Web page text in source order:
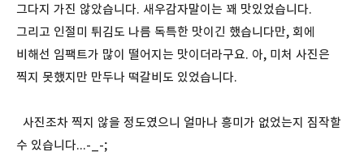
그다지 가진 않았습니다. 새우감자말이는 꽤 맛있었습니다.
그리고 인절미 튀김도 나름 독특한 맛이긴 했습니다만, 회에
비해선 임팩트가 많이 떨어지는 맛이더라구요. 아, 미처 사진은
찍지 못했지만 만두나 떡갈비도 있었습니다.
사진조차 찍지 않을 정도였으니 얼마나 흥미가 없었는지 짐작할
수 있습니다...-_-;